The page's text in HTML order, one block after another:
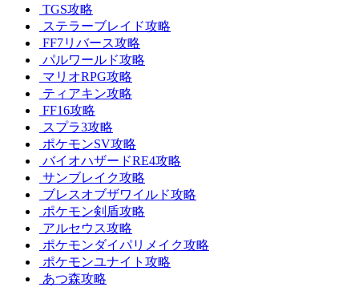
TGS攻略
ステラーブレイド攻略
FF7リバース攻略
パルワールド攻略
マリオRPG攻略
ティアキン攻略
FF16攻略
スプラ3攻略
ポケモンSV攻略
バイオハザードRE4攻略
サンブレイク攻略
ブレスオブザワイルド攻略
ポケモン剣盾攻略
アルセウス攻略
ポケモンダイパリメイク攻略
ポケモンユナイト攻略
あつ森攻略